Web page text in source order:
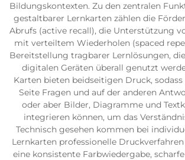
Bildungskontexten. Zu den zentralen
gestaltbarer Lernkarten zählen die
Abrufs (active recall), die Unterstützung
mit verteiltem Wiederholen (spaced
Bereitstellung tragbarer Lernlösungen,
digitalen Geräten überall genutzt
Karten bieten beidseitigen Druck,
Seite Fragen und auf der anderen
oder aber Bilder, Diagramme und
integrieren können, um das
Technisch gesehen kommen bei
Lernkarten professionelle
eine konsistente Farbwiedergabe,